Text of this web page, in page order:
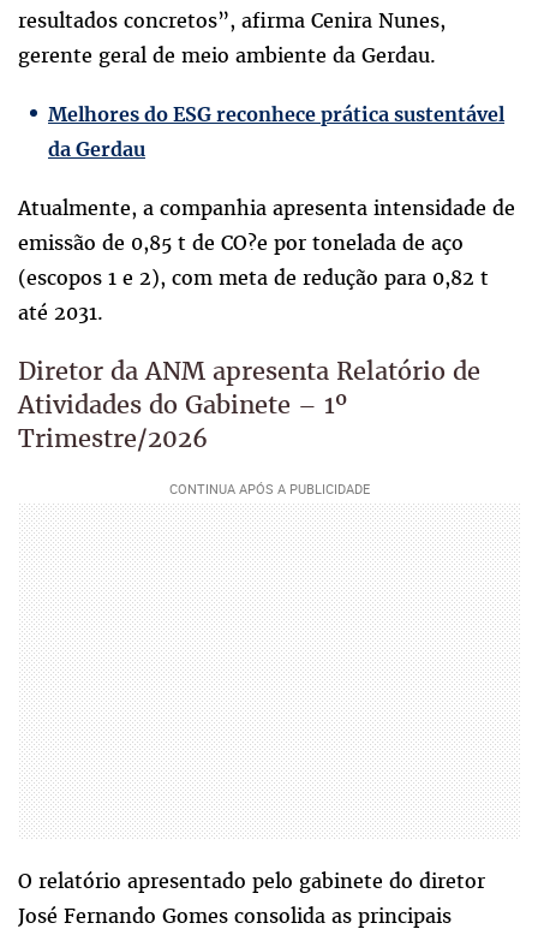
resultados concretos”, afirma Cenira Nunes,
gerente geral de meio ambiente da Gerdau.
Melhores do ESG reconhece prática sustentável
da Gerdau
Atualmente, a companhia apresenta intensidade de
emissão de 0,85 t de CO?e por tonelada de aço
(escopos 1 e 2), com meta de redução para 0,82 t
até 2031.
Diretor da ANM apresenta Relatório de
Atividades do Gabinete – 1º
Trimestre/2026
O relatório apresentado pelo gabinete do diretor
José Fernando Gomes consolida as principais